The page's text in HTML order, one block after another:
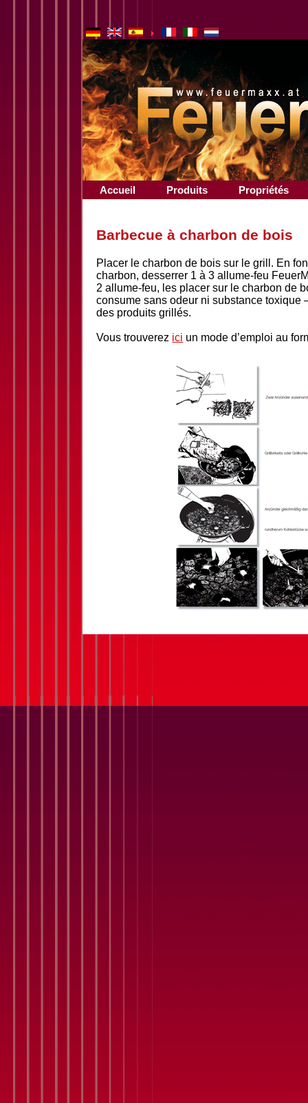
Accueil Produits Propriétés
Barbecue à charbon de bois
Placer le charbon de bois sur le grill. En
charbon, desserrer 1 à 3 allume-feu
2 allume-feu, les placer sur le charbon de
consume sans odeur ni substance toxique
des produits grillés.
Vous trouverez ici un mode d’emploi au